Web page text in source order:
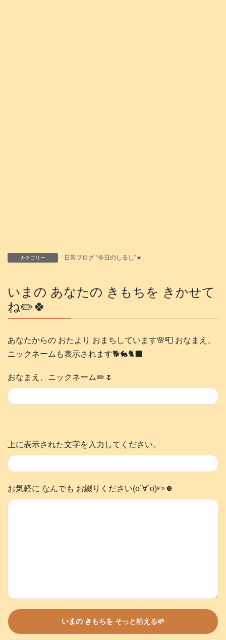
カテゴリー 日常ブログ “今日のしるし”☀️
いまの あなたの きもちを きかせて
ね✏️🍀
あなたからの おたより おまちしています🌸📮 おなまえ、
ニックネームも表示されます🐕️🐇🐈‍⬛
おなまえ、ニックネーム✏️🌷
上に表示された文字を入力してください。
お気軽に なんでも お綴りください(о´∀`о)✏️🍀